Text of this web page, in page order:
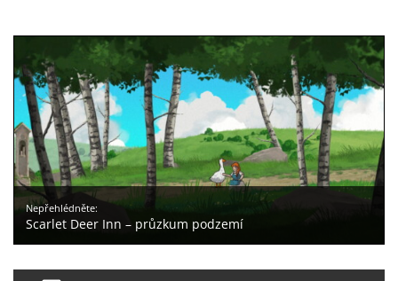
Nepřehlédněte:
Scarlet Deer Inn – průzkum podzemí